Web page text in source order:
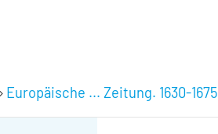
Europäische ... Zeitung. 1630-1675